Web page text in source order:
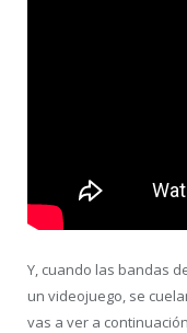
Y, cuando las bandas
un videojuego, se
vas a ver a